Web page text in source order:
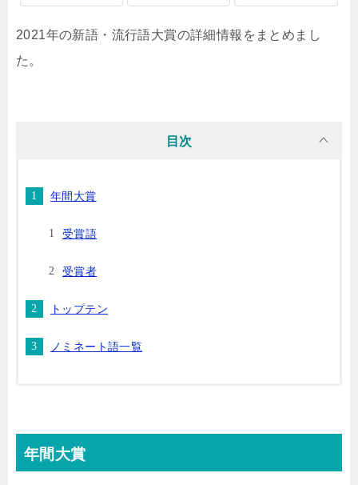
2021年の新語・流行語大賞の詳細情報をまとめまし
た。
目次
年間大賞
受賞語
受賞者
トップテン
ノミネート語一覧
年間大賞